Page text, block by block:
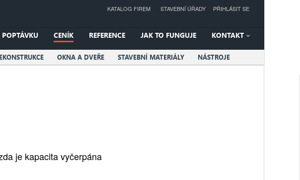
PŘIHLÁSIT SE
KATALOG FIREM STAVEBNÍ ÚŘADY
CENÍK REFERENCE JAK TO FUNGUJE KONTAKT
OKNA A DVEŘE STAVEBNÍ MATERIÁLY NÁSTROJE
je kapacita vyčerpána